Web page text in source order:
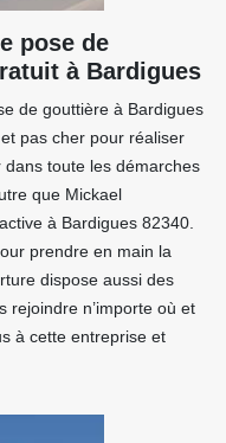
pose de
à Bardigues
de gouttière à Bardigues
pas cher pour réaliser
toute les démarches
que Mickael
à Bardigues 82340.
prendre en main la
dispose aussi des
rejoindre n’importe où et
à cette entreprise et